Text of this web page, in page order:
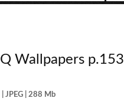
Wallpapers p.153
| 288 Mb